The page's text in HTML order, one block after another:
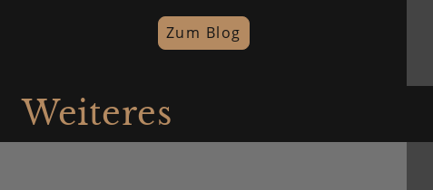
Zum Blog
Weiteres